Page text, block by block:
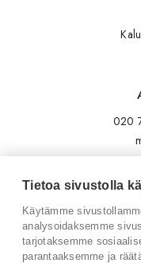
020
Tietoa sivustolla
Käytämme
analysoidaksemme
tarjotaksemme
parantaaksemme ja